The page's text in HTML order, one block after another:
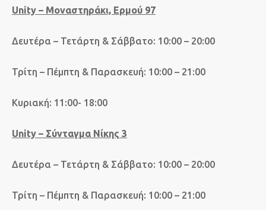
Unity – Μοναστηράκι, Ερμού 97
Δευτέρα – Τετάρτη & Σάββατο: 10:00 – 20:00
Τρίτη – Πέμπτη & Παρασκευή: 10:00 – 21:00
Κυριακή: 11:00- 18:00
Unity – Σύνταγμα Νίκης 3
Δευτέρα – Τετάρτη & Σάββατο: 10:00 – 20:00
Τρίτη – Πέμπτη & Παρασκευή: 10:00 – 21:00